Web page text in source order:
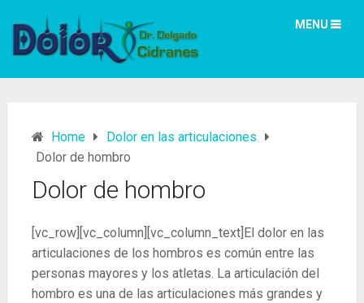
MENU
Home
Dolor en las articulaciones
Dolor de hombro
Dolor de hombro
[vc_row][vc_column][vc_column_text]El dolor en las
articulaciones de los hombros es común entre las
personas mayores y los atletas. La articulación del
hombro es una de las articulaciones más grandes y